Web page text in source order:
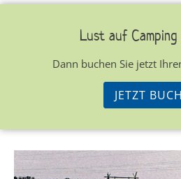
Lust auf
Dann buchen Sie jetzt
JETZT